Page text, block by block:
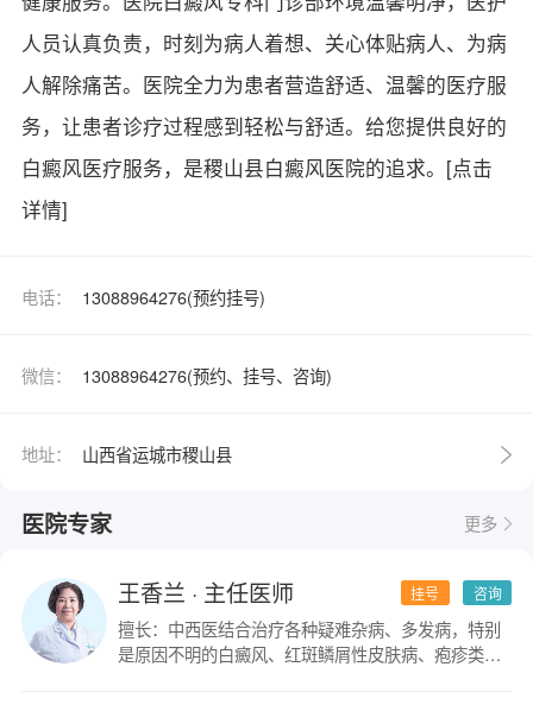
人员认真负责，时刻为病人着想、关心体贴病人、为病
人解除痛苦。医院全力为患者营造舒适、温馨的医疗服
务，让患者诊疗过程感到轻松与舒适。给您提供良好的
白癜风医疗服务，是稷山县白癜风医院的追求。 [点击
详情]
电话： 13088964276(预约挂号)
微信： 13088964276(预约、挂号、咨询)
地址： 山西省运城市稷山县
医院专家 更多
咨询
挂号
王香兰 · 主任医师
擅长：中西医结合治疗各种疑难杂病、多发病，特别
是原因不明的白癜风、红斑鳞屑性皮肤病、疱疹类皮